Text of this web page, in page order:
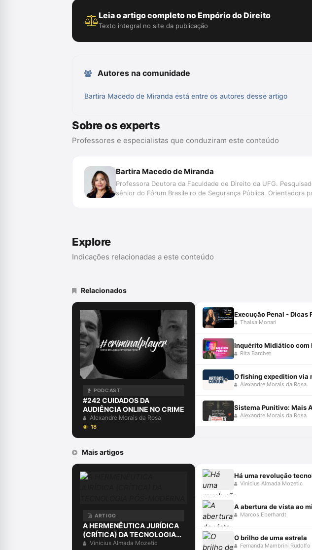
Leia o artigo completo no Empório do Direito
Texto integral no site da publicação
Autores na comunidade
Bartira Macedo de Miranda está entre os autores desse artigo
Sobre os experts
Professores e especialistas que conduziram este conteúdo
Bartira Macedo de Miranda
Professora Doutora da Faculdade de Direito da UFG.
sênior do Fórum Brasileiro de Segurança Pública. Orientadora
Explore
Indicações relacionadas a este conteúdo
Relacionados
PODCAST
#242 CUIDADOS DA
AUDIÊNCIA ONLINE NO CRIME
Alexandre Morais da Rosa
18
Execução Penal - Dicas
Thaisa Monari
Inquérito Midiático com
Rita Barchet
O fishing expedition via
Alexandre Morais da Rosa
Sistema Punitivo: Mais
Alexandre Morais da Rosa
Mais artigos
ARTIGO
A HERMENÊUTICA JURÍDICA
(CRÍTICA) DA TECNOLOGIA
PÓS-MODERNA
Vinicius Almada Mozetic
Vinicius Almada Mozetic
A abertura de vista ao
Marcos Eberhardt
O brilho de uma estrela
Fernanda Mambrini Rudolfo